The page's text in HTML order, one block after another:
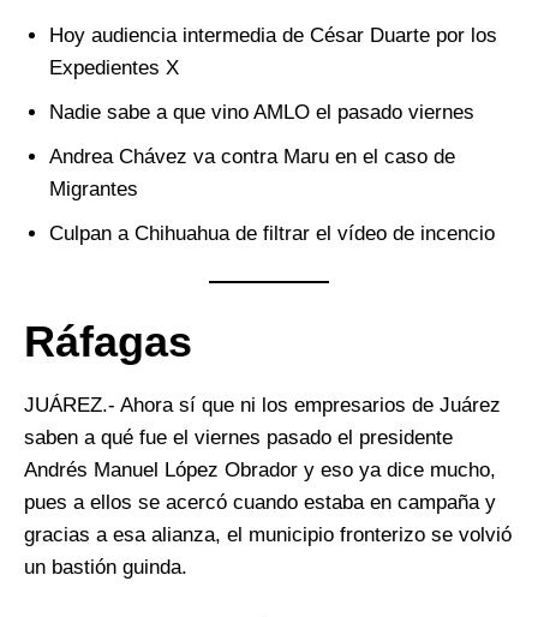
Hoy audiencia intermedia de César Duarte por los
Expedientes X
Nadie sabe a que vino AMLO el pasado viernes
Andrea Chávez va contra Maru en el caso de
Migrantes
Culpan a Chihuahua de filtrar el vídeo de incencio
Ráfagas
JUÁREZ.- Ahora sí que ni los empresarios de Juárez
saben a qué fue el viernes pasado el presidente
Andrés Manuel López Obrador y eso ya dice mucho,
pues a ellos se acercó cuando estaba en campaña y
gracias a esa alianza, el municipio fronterizo se volvió
un bastión guinda.